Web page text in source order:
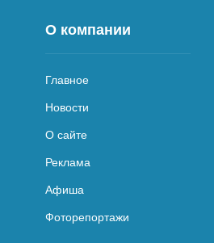
О компании
Главное
Новости
О сайте
Реклама
Афиша
Фоторепортажи